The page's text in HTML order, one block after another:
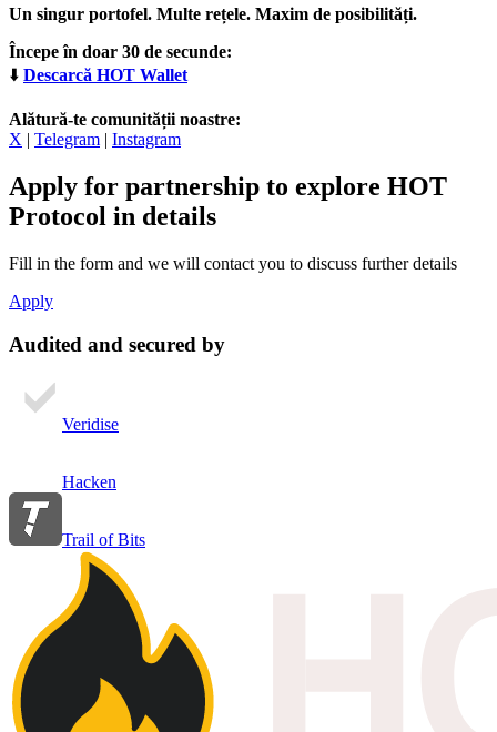
Un singur portofel. Multe rețele. Maxim de posibilități.
Începe în doar 30 de secunde:
⬇️ Descarcă HOT Wallet
Alătură-te comunității noastre:
X | Telegram | Instagram
Apply for partnership to explore HOT
Protocol in details
Fill in the form and we will contact you to discuss further details
Apply
Audited and secured by
Veridise
Hacken
Trail of Bits